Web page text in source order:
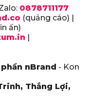
0878711177
(quảng cáo) |
ấn)
|
nBrand - Kon
Thắng Lợi,